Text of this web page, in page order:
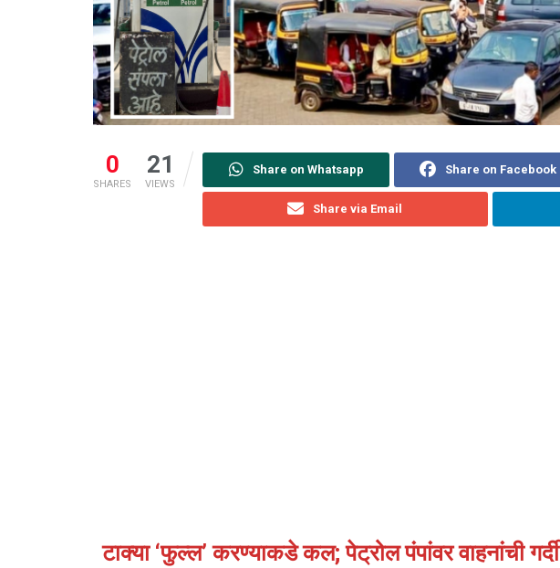
0
SHARES
21
VIEWS
Share on Whatsapp Share on Facebook
Share via Email
टाक्या ‌‘फुल्ल’ करण्याकडे कल; पेट्रोल पंपांवर वाहनांची गर्दी